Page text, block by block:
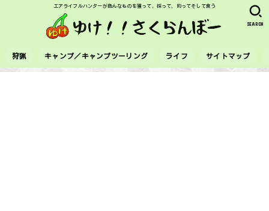
エアライフルハンターが色んなものを獲って、採って、釣ってそして食う
狩猟 キャンプ／キャンプツーリング ライフ サイトマップ
SEARCH